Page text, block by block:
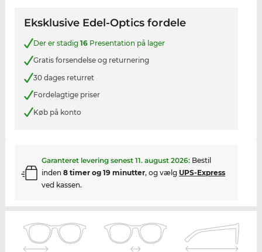
Eksklusive Edel-Optics fordele
Der er stadig 16Presentation på lager
Gratis forsendelse og returnering
30 dages returret
Fordelagtige priser
Køb på konto
Garanteret levering senest 11. august 2026: Bestil
inden 8 timer og 19 minutter, og vælg UPS-Express
ved kassen.